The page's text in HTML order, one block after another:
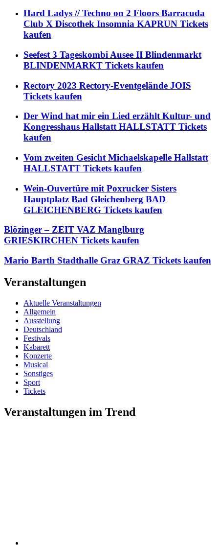
Hard Ladys // Techno on 2 Floors Barracuda
Club X Discothek Insomnia KAPRUN Tickets
kaufen
Seefest 3 Tageskombi Ausee II Blindenmarkt
BLINDENMARKT Tickets kaufen
Rectory 2023 Rectory-Eventgelände JOIS
Tickets kaufen
Der Wind hat mir ein Lied erzählt Kultur- und
Kongresshaus Hallstatt HALLSTATT Tickets
kaufen
Vom zweiten Gesicht Michaelskapelle Hallstatt
HALLSTATT Tickets kaufen
Wein-Ouvertüre mit Poxrucker Sisters
Hauptplatz Bad Gleichenberg BAD
GLEICHENBERG Tickets kaufen
Blözinger – ZEIT VAZ Manglburg
GRIESKIRCHEN Tickets kaufen
Mario Barth Stadthalle Graz GRAZ Tickets kaufen
Veranstaltungen
Aktuelle Veranstaltungen
Allgemein
Ausstellung
Deutschland
Festivals
Kabarett
Konzerte
Musical
Sonstiges
Sport
Tickets
Veranstaltungen im Trend